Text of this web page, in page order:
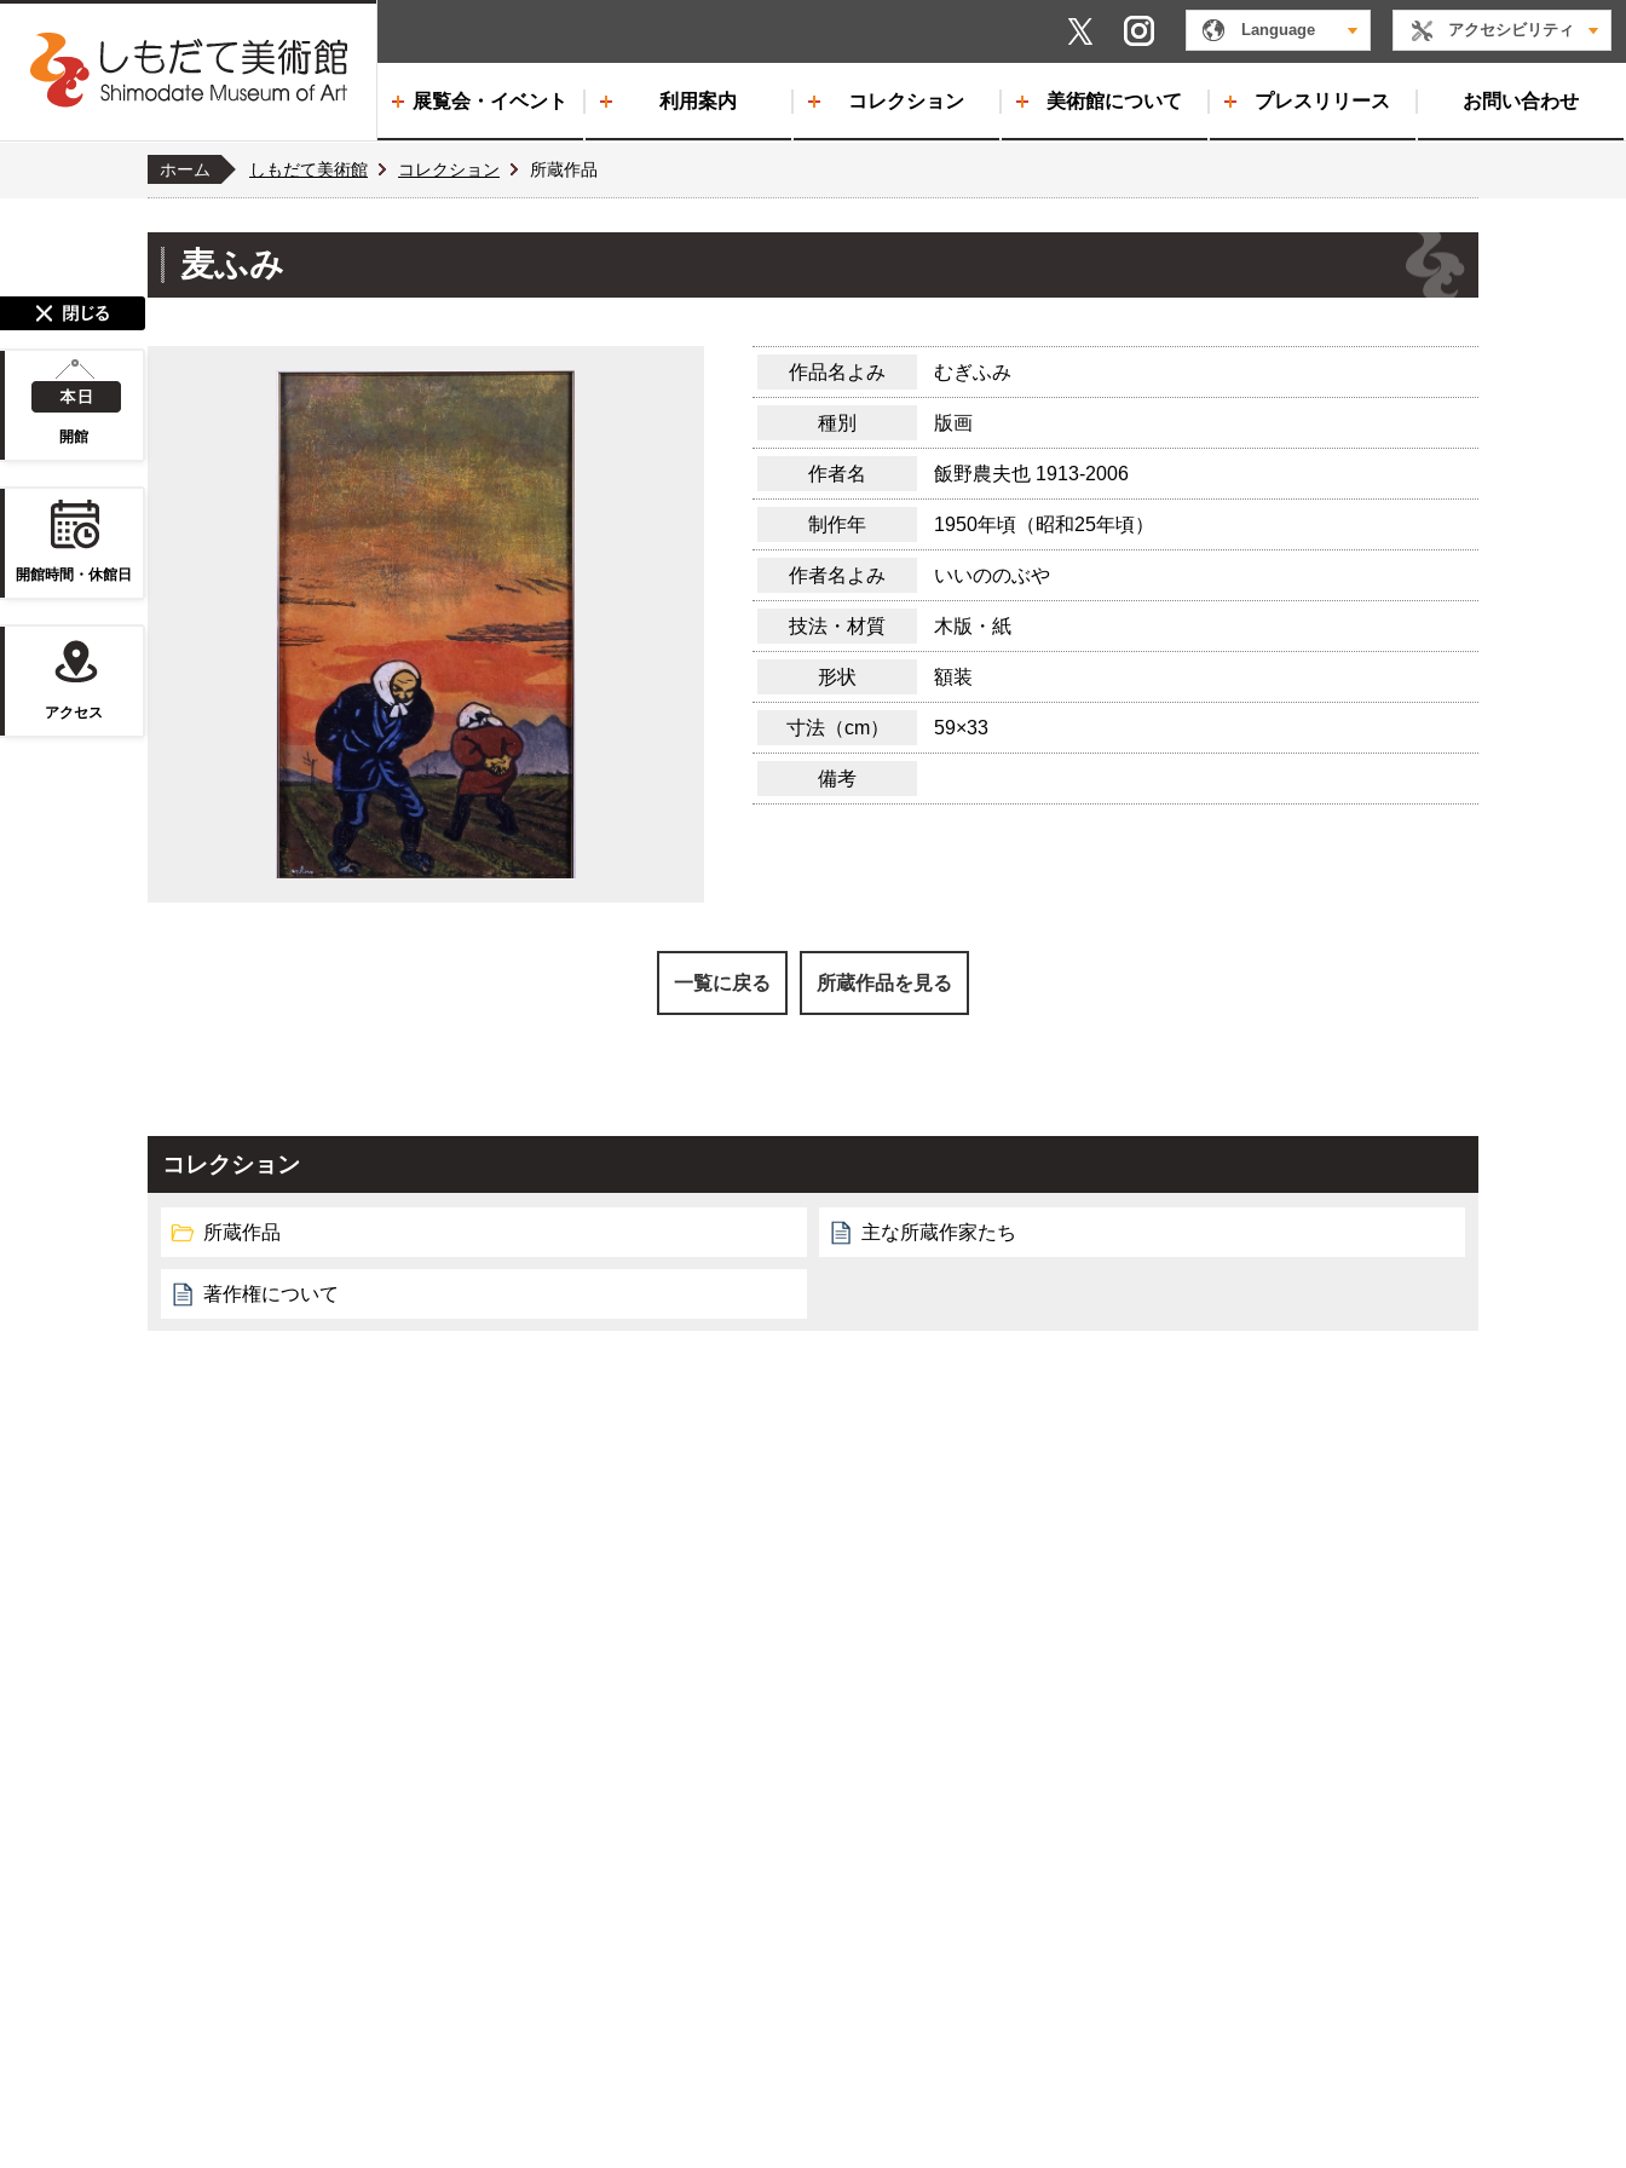
Instagram Language アクセシビリティ
展覧会・イベント 利用案内 コレクション 美術館について プレスリリース お問い合わせ
開館
開館時間・休館日
アクセス
ホーム しもだて美術館 コレクション 所蔵作品
麦ふみ
作品名よみ むぎふみ
種別 版画
作者名 飯野農夫也 1913-2006
制作年 1950年頃（昭和25年頃）
作者名よみ いいののぶや
技法・材質 木版・紙
形状 額装
寸法（cm） 59×33
備考
一覧に戻る 所蔵作品を見る
コレクション
所蔵作品 主な所蔵作家たち
著作権について